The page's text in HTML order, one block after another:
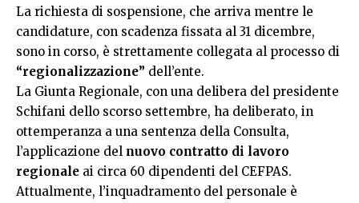
La richiesta di sospensione, che arriva mentre le
candidature, con scadenza fissata al 31 dicembre,
sono in corso, è strettamente collegata al processo di
“regionalizzazione” dell’ente.
La Giunta Regionale, con una delibera del presidente
Schifani dello scorso settembre, ha deliberato, in
ottemperanza a una sentenza della Consulta,
l’applicazione del nuovo contratto di lavoro
regionale ai circa 60 dipendenti del CEFPAS.
Attualmente, l’inquadramento del personale è